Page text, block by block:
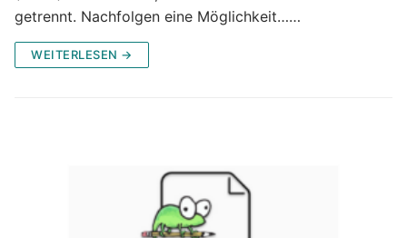
getrennt. Nachfolgen eine Möglichkeit……
WEITERLESEN →